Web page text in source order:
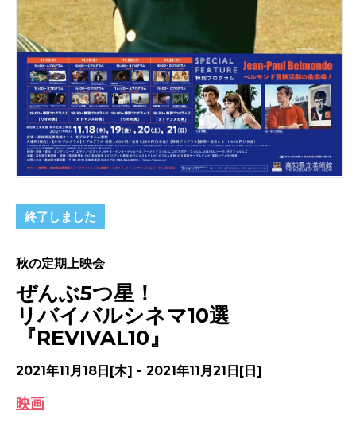
終了しました
秋の定期上映会
ぜんぶ5つ星！
リバイバルシネマ10選
『REVIVAL10』
2021年11月18日[木] - 2021年11月21日[日]
映画